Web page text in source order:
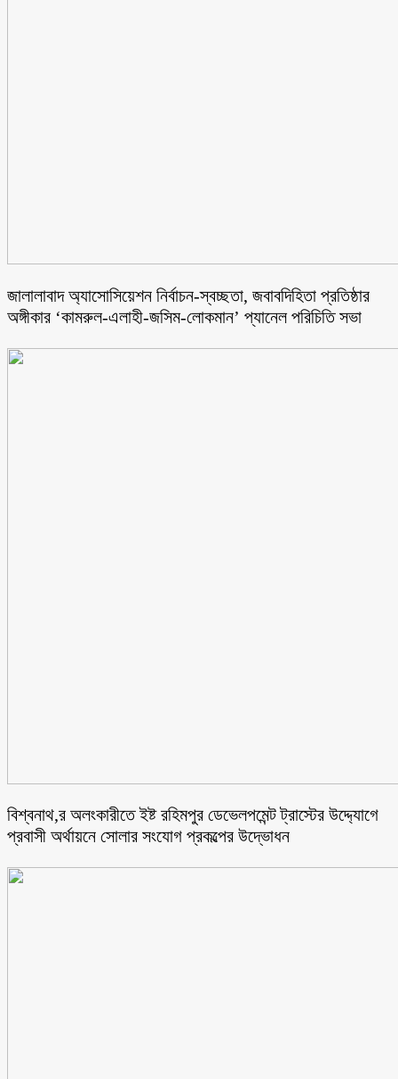
জালালাবাদ অ্যাসোসিয়েশন নির্বাচন-স্বচ্ছতা, জবাবদিহিতা প্রতিষ্ঠার
অঙ্গীকার ‘কামরুল-এলাহী-জসিম-লোকমান’ প্যানেল পরিচিতি সভা
বিশ্বনাথ,র অলংকারীতে ইষ্ট রহিমপুর ডেভেলপমেন্ট ট্রাস্টের উদ্দ্যোগে
প্রবাসী অর্থায়নে সোলার সংযোগ প্রকল্পের উদ্ভোধন